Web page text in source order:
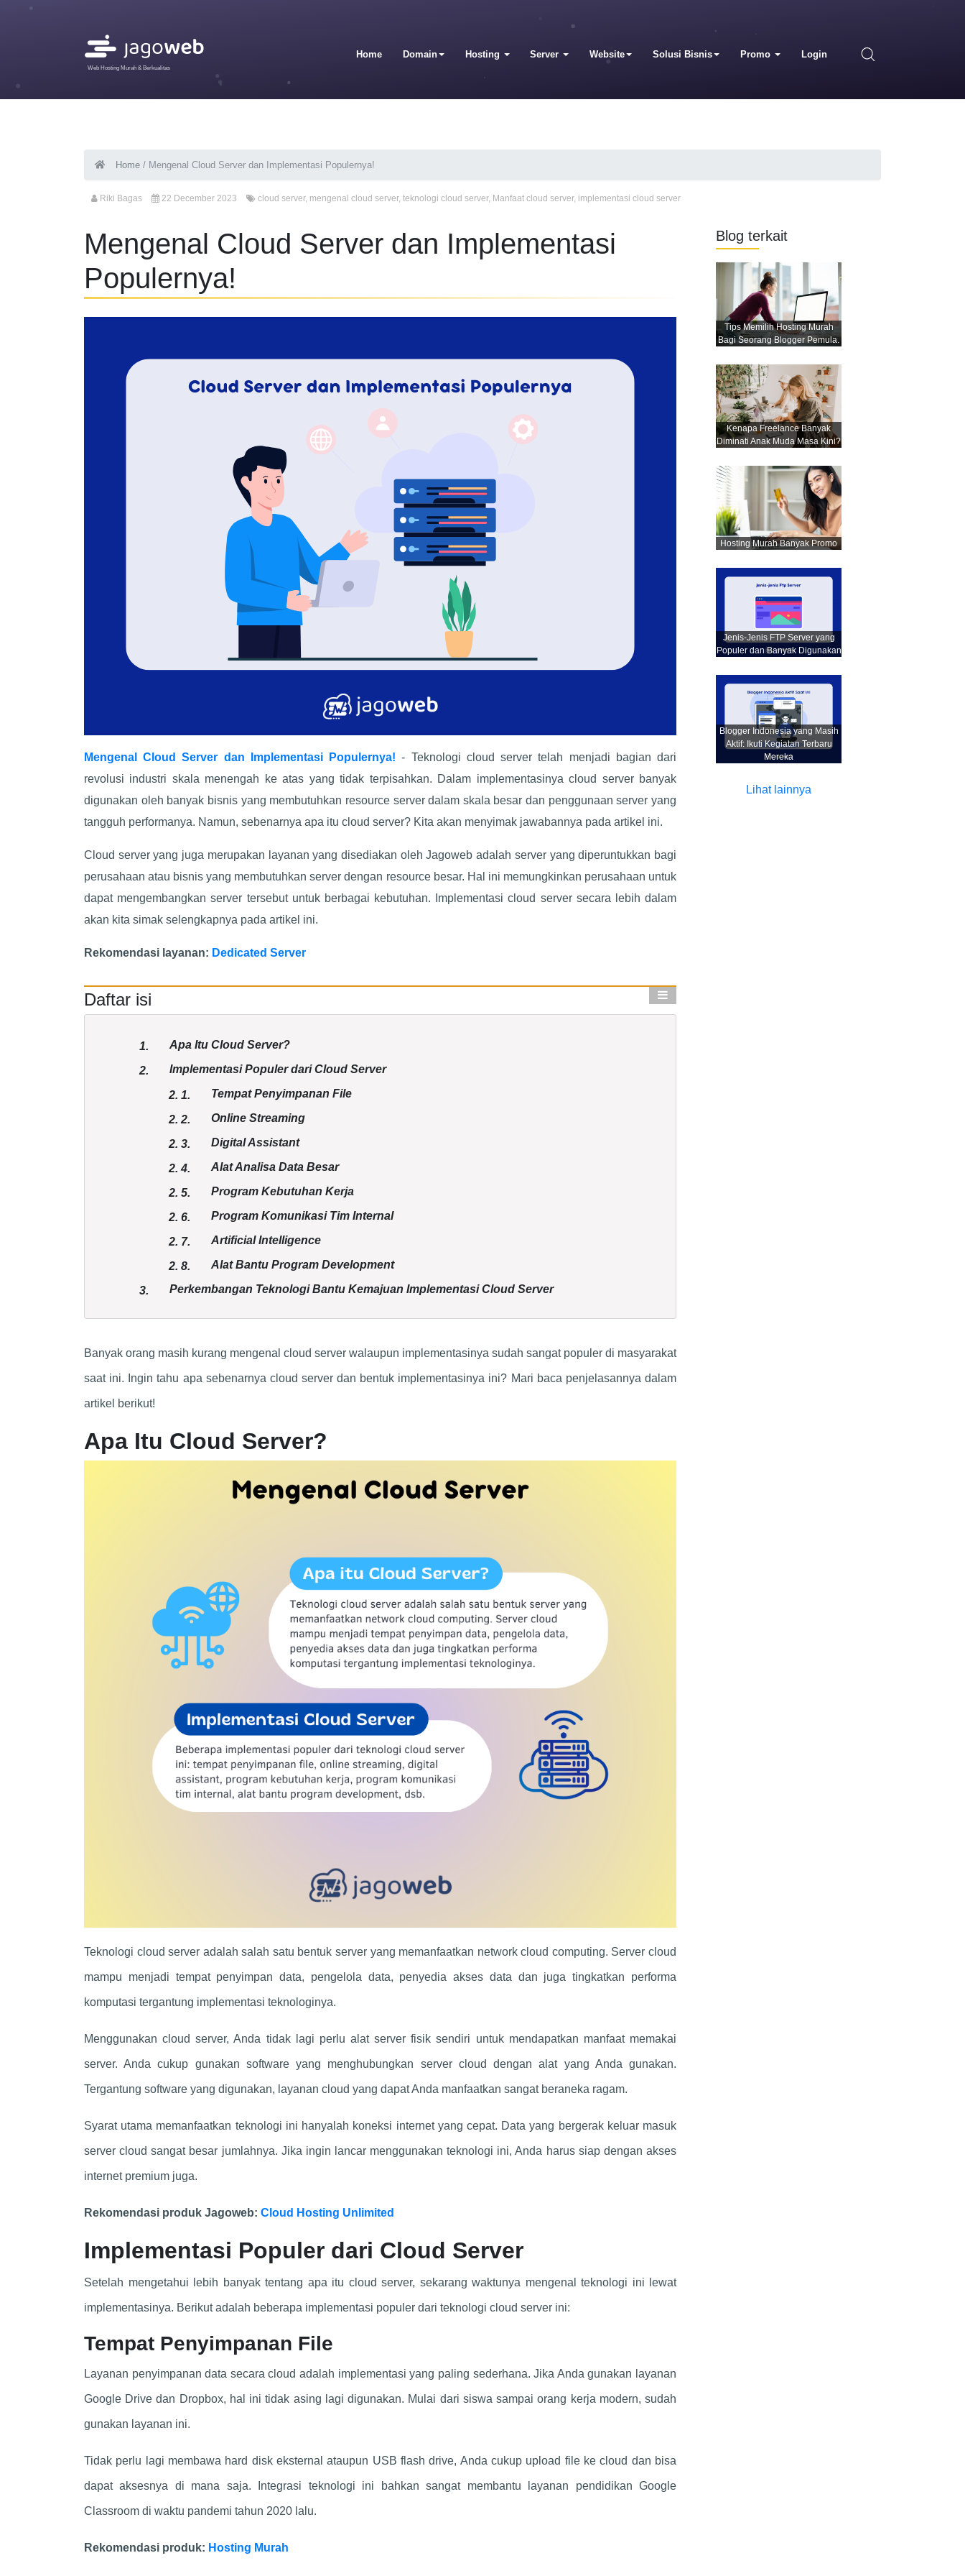
Web Hosting Murah & Berkualitas
Home Domain Hosting Server Website Solusi Bisnis Promo Login
Home / Mengenal Cloud Server dan Implementasi Populernya!
Riki Bagas 22 December 2023 cloud server, mengenal cloud server, teknologi cloud server, Manfaat cloud server, implementasi cloud server
Mengenal Cloud Server dan Implementasi
Populernya!
Mengenal Cloud Server dan Implementasi Populernya! - Teknologi cloud server telah menjadi bagian dari
revolusi industri skala menengah ke atas yang tidak terpisahkan. Dalam implementasinya cloud server banyak
digunakan oleh banyak bisnis yang membutuhkan resource server dalam skala besar dan penggunaan server yang
tangguh performanya. Namun, sebenarnya apa itu cloud server? Kita akan menyimak jawabannya pada artikel ini.
Cloud server yang juga merupakan layanan yang disediakan oleh Jagoweb adalah server yang diperuntukkan bagi
perusahaan atau bisnis yang membutuhkan server dengan resource besar. Hal ini memungkinkan perusahaan untuk
dapat mengembangkan server tersebut untuk berbagai kebutuhan. Implementasi cloud server secara lebih dalam
akan kita simak selengkapnya pada artikel ini.
Rekomendasi layanan: Dedicated Server
Daftar isi
1. Apa Itu Cloud Server?
2. Implementasi Populer dari Cloud Server
2. 1. Tempat Penyimpanan File
2. 2. Online Streaming
2. 3. Digital Assistant
2.4. Alat Analisa Data Besar
2. 5. Program Kebutuhan Kerja
2. 6. Program Komunikasi Tim Internal
2. 7. Artificial Intelligence
2. 8. Alat Bantu Program Development
3. Perkembangan Teknologi Bantu Kemajuan Implementasi Cloud Server
Banyak orang masih kurang mengenal cloud server walaupun implementasinya sudah sangat populer di masyarakat
saat ini. Ingin tahu apa sebenarnya cloud server dan bentuk implementasinya ini? Mari baca penjelasannya dalam
artikel berikut!
Apa Itu Cloud Server?
Teknologi cloud server adalah salah satu bentuk server yang memanfaatkan network cloud computing. Server cloud
mampu menjadi tempat penyimpan data, pengelola data, penyedia akses data dan juga tingkatkan performa
komputasi tergantung implementasi teknologinya.
Menggunakan cloud server, Anda tidak lagi perlu alat server fisik sendiri untuk mendapatkan manfaat memakai
server. Anda cukup gunakan software yang menghubungkan server cloud dengan alat yang Anda gunakan.
Tergantung software yang digunakan, layanan cloud yang dapat Anda manfaatkan sangat beraneka ragam.
Syarat utama memanfaatkan teknologi ini hanyalah koneksi internet yang cepat. Data yang bergerak keluar masuk
server cloud sangat besar jumlahnya. Jika ingin lancar menggunakan teknologi ini, Anda harus siap dengan akses
internet premium juga.
Rekomendasi produk Jagoweb: Cloud Hosting Unlimited
Implementasi Populer dari Cloud Server
Setelah mengetahui lebih banyak tentang apa itu cloud server, sekarang waktunya mengenal teknologi ini lewat
implementasinya. Berikut adalah beberapa implementasi populer dari teknologi cloud server ini:
Tempat Penyimpanan File
Layanan penyimpanan data secara cloud adalah implementasi yang paling sederhana. Jika Anda gunakan layanan
Google Drive dan Dropbox, hal ini tidak asing lagi digunakan. Mulai dari siswa sampai orang kerja modern, sudah
gunakan layanan ini.
Tidak perlu lagi membawa hard disk eksternal ataupun USB flash drive, Anda cukup upload file ke cloud dan bisa
dapat aksesnya di mana saja. Integrasi teknologi ini bahkan sangat membantu layanan pendidikan Google
Classroom di waktu pandemi tahun 2020 lalu.
Rekomendasi produk: Hosting Murah
Blog terkait
Tips Memilih Hosting Murah
Bagi Seorang Blogger Pemula.
Kenapa Freelance Banyak
Diminati Anak Muda Masa Kini?
Hosting Murah Banyak Promo
Jenis-Jenis FTP Server yang
Populer dan Banyak Digunakan
Blogger Indonesia yang Masih
Aktif: Ikuti Kegiatan Terbaru
Mereka
Lihat lainnya